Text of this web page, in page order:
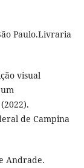
Paulo.Livraria
visual
de Campina
Andrade.